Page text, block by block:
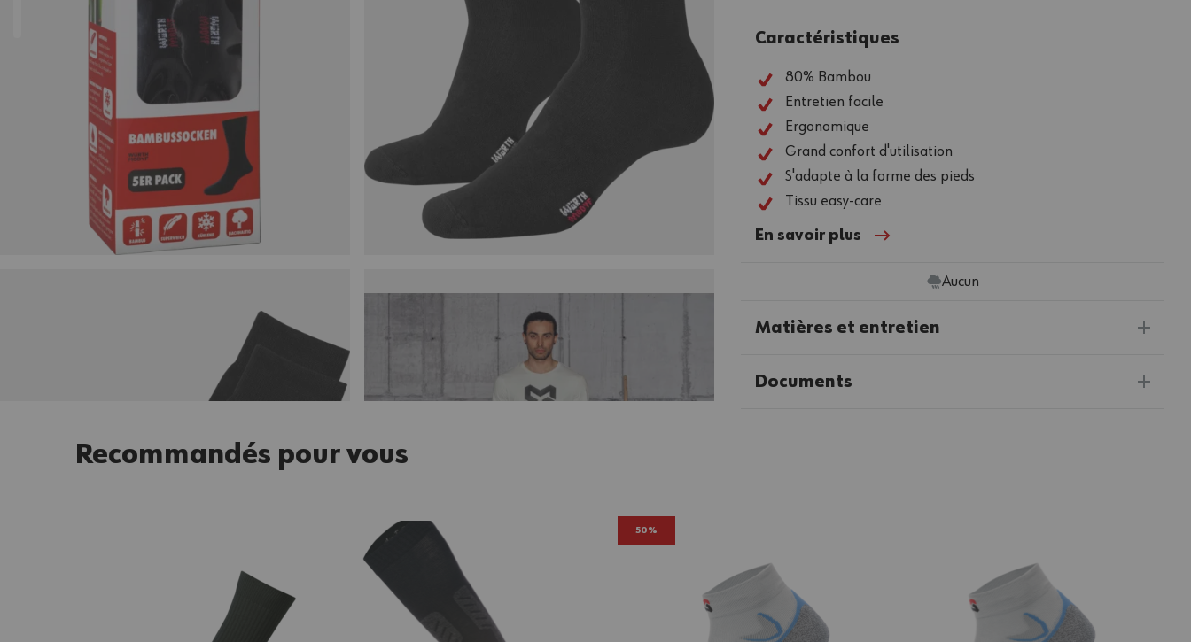
Caractéristiques
80% Bambou
Entretien facile
Ergonomique
Grand confort d'utilisation
S'adapte à la forme des pieds
Tissu easy-care
En savoir plus
Aucun
Matières et entretien
Documents
Recommandés pour vous
50%